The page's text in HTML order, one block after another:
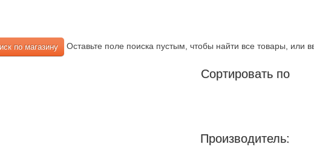
Оставьте поле поиска пустым, чтобы найти все товары, или
Сортировать по
Производитель: